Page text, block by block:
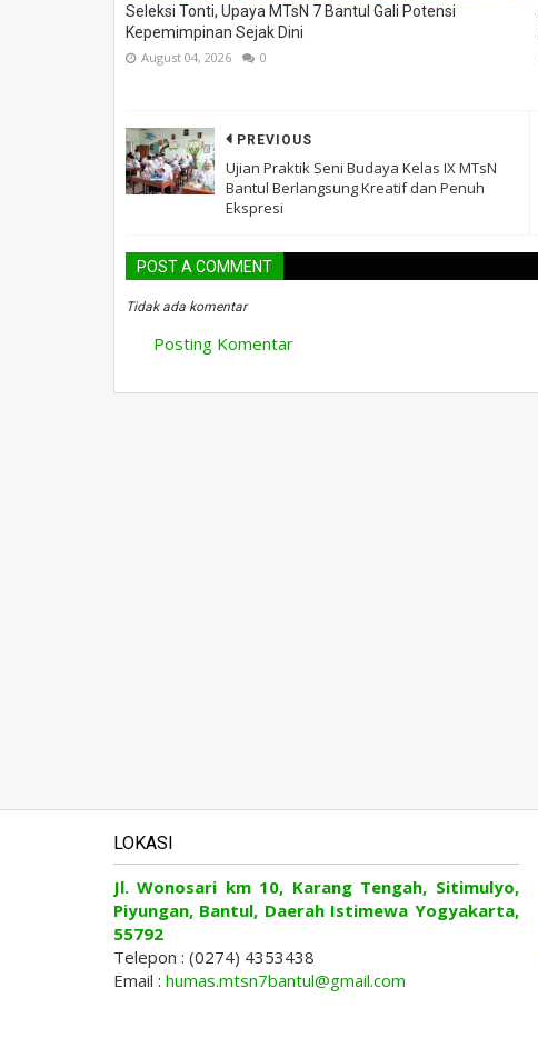
Seleksi Tonti, Upaya MTsN 7 Bantul Gali Potensi
Kepemimpinan Sejak Dini
August 04, 2026 0
PREVIOUS
Ujian Praktik Seni Budaya Kelas IX MTsN
Bantul Berlangsung Kreatif dan Penuh
Ekspresi
POST A COMMENT
Tidak ada komentar
Posting Komentar
LOKASI
Jl. Wonosari km 10, Karang Tengah, Sitimulyo,
Piyungan, Bantul, Daerah Istimewa Yogyakarta,
55792
Telepon : (0274) 4353438
Email : humas.mtsn7bantul@gmail.com